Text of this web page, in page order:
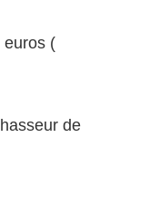
euros (
de